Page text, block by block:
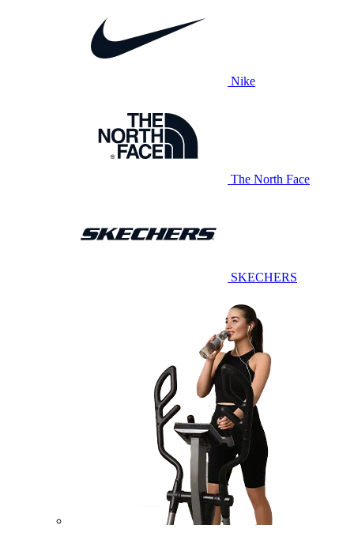
Nike
The North Face
SKECHERS